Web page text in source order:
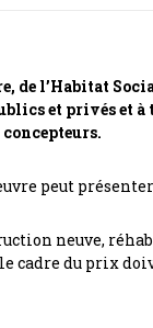
de l’Habitat
et privés et
peut
neuve,
cadre du prix